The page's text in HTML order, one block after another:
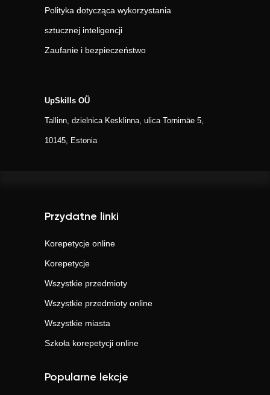
Polityka dotycząca wykorzystania
sztucznej inteligencji
Zaufanie i bezpieczeństwo
UpSkills OÜ
Tallinn, dzielnica Kesklinna, ulica Tornimäe 5,
10145, Estonia
Przydatne linki
Korepetycje online
Korepetycje
Wszystkie przedmioty
Wszystkie przedmioty online
Wszystkie miasta
Szkoła korepetycji online
Popularne lekcje